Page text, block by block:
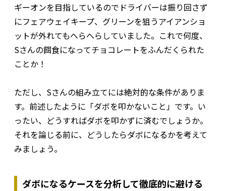
ギーオンを目指しているのでドライバーは振り回さず
にフェアウェイキープ、グリーンを狙うアイアンショ
ットが外れてもへらへらしていました。これで何度、
Sさんの餌食になってチョコレートをふんだくられた
ことか！
ただし、Sさんの組み立てには絶対的な条件がありま
す。前述したように「ダボを叩かないこと」です。い
ったい、どうすればダボを叩かずに済むでしょうか。
それを論じる前に、どうしたらダボになるかを考えて
みましょう。
ダボになるケースを分析して徹底的に避ける